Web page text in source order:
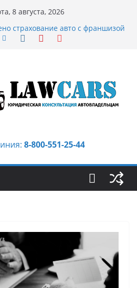
8 августа, 2026
серьги: вечная классика
тренд?
когда выбор
в стратегию
когда выбор
философией скорости
битых авто в Москве:
выбирают mos-auto
8-800-551-25-44